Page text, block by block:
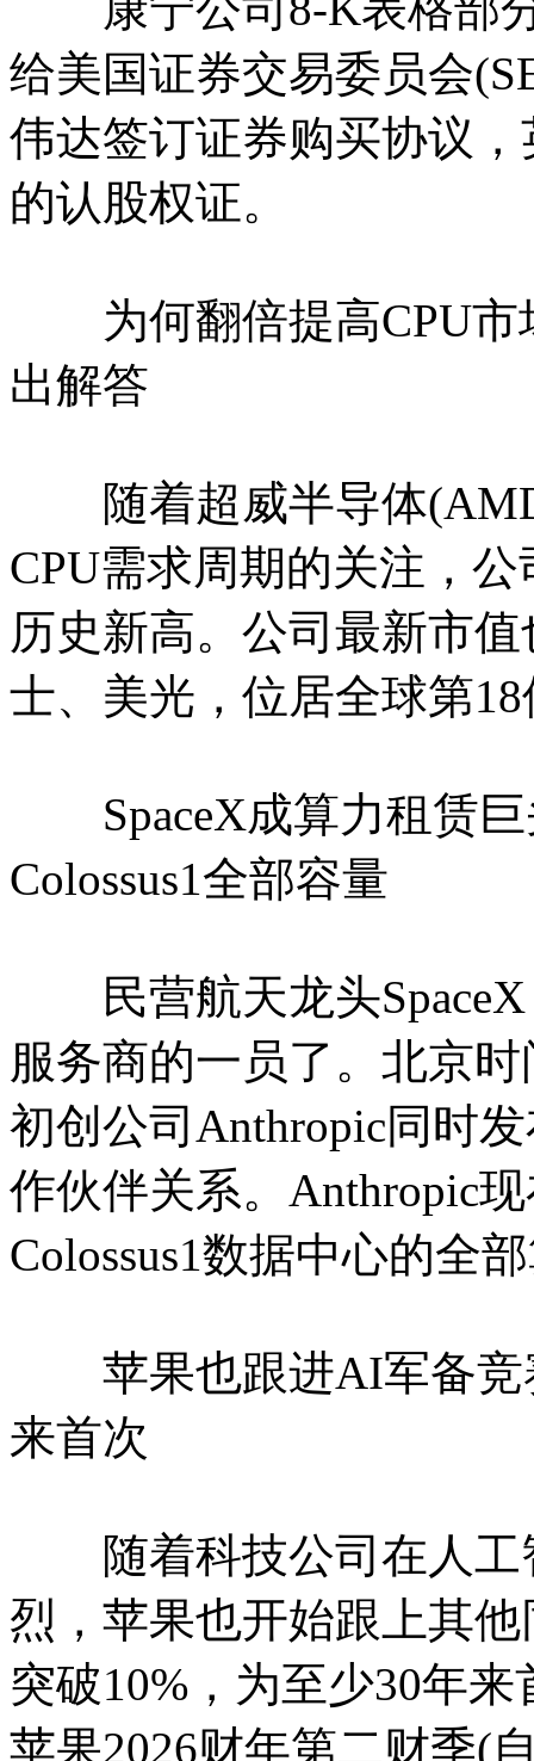
给美国证券交易委员会
伟达签订证券购买协议
的认股权证。
为何翻倍提高CPU市
出解答
随着超威半导体
CPU需求周期的关注，
历史新高。公司最新市
士、美光，位居全球第
SpaceX成算力租赁巨
Colossus1全部容量
民营航天龙头SpaceX
服务商的一员了。北京
初创公司Anthropic同时
作伙伴关系。Anthropic
Colossus1数据中心的全
苹果也跟进AI军备竞
来首次
随着科技公司在人工
烈，苹果也开始跟上其
突破10%，为至少30年
苹果2026财年第二财季(